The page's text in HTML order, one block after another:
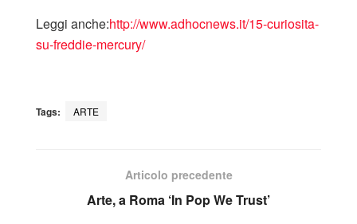
Leggi anche:http://www.adhocnews.it/15-curiosita-
su-freddie-mercury/
Tags: ARTE
Articolo precedente
Arte, a Roma ‘In Pop We Trust’